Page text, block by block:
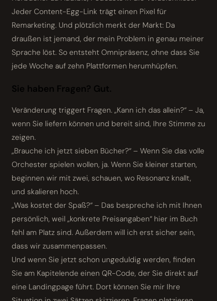
Jeder Content-Egg-Link trägt einen Pixel für
Remarketing. Und plötzlich merkt der Markt: Da
draußen ist jemand, der mein Problem in genau meiner
Sprache löst. So entsteht Omnipräsenz, ohne dass Sie
jede Woche auf zehn Plattformen herumhüpfen.
Sie haben Fragen? Gut.
Veränderung triggert Fragen. „Kann ich das allein?“ – Ja,
wenn Sie liefern können und bereit sind, Ihre Stimme zu
zeigen.
„Brauche ich jetzt sieben Bücher?“ – Wenn Sie das volle
Orchester spielen wollen, ja. Wenn Sie kleiner starten,
beginnen wir mit zwei, schauen, wo Resonanz knallt,
und skalieren hoch.
„Was kostet der Spaß?“ – Das bespreche ich mit Ihnen
persönlich, weil „konkrete Preisangaben“ hier im Buch
fehl am Platz sind. Außerdem will ich erst sicher sein,
dass wir zusammenpassen.
Und wenn Sie jetzt schon ungeduldig werden, finden
Sie am Kapitelende einen QR-Code, der Sie direkt auf
eine Landingpage führt. Dort können Sie mir Ihre